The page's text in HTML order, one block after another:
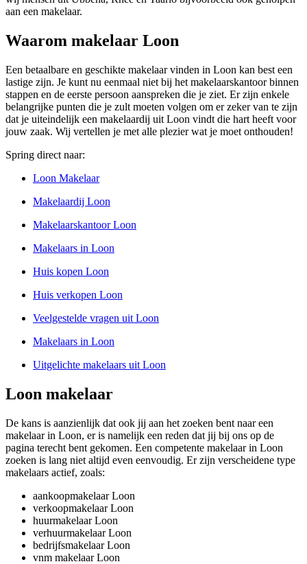
aan een makelaar.
Waarom makelaar Loon
Een betaalbare en geschikte makelaar vinden in Loon kan best een
lastige zijn. Je kunt nu eenmaal niet bij het makelaarskantoor binnen
stappen en de eerste persoon aanspreken die je ziet. Er zijn enkele
belangrijke punten die je zult moeten volgen om er zeker van te zijn
dat je uiteindelijk een makelaardij uit Loon vindt die hart heeft voor
jouw zaak. Wij vertellen je met alle plezier wat je moet onthouden!
Spring direct naar:
Loon Makelaar
Makelaardij Loon
Makelaarskantoor Loon
Makelaars in Loon
Huis kopen Loon
Huis verkopen Loon
Veelgestelde vragen uit Loon
Makelaars in Loon
Uitgelichte makelaars uit Loon
Loon makelaar
De kans is aanzienlijk dat ook jij aan het zoeken bent naar een
makelaar in Loon, er is namelijk een reden dat jij bij ons op de
pagina terecht bent gekomen. Een competente makelaar in Loon
zoeken is lang niet altijd even eenvoudig. Er zijn verscheidene type
makelaars actief, zoals:
aankoopmakelaar Loon
verkoopmakelaar Loon
huurmakelaar Loon
verhuurmakelaar Loon
bedrijfsmakelaar Loon
vnm makelaar Loon